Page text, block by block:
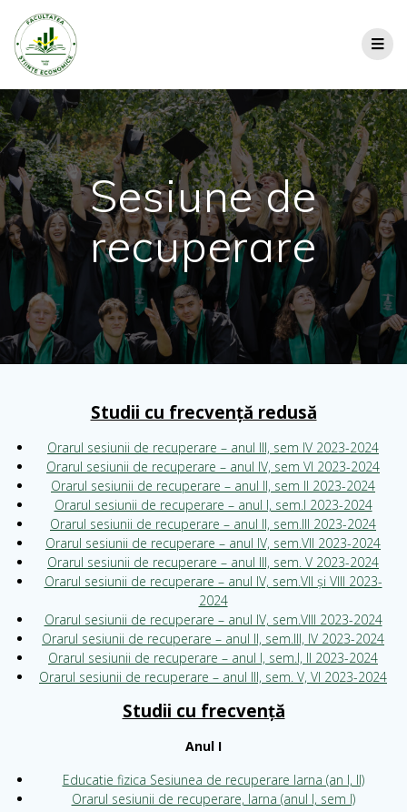
Sesiune de
recuperare
Studii cu frecvență redusă
Orarul sesiunii de recuperare – anul III, sem IV 2023-2024
Orarul sesiunii de recuperare – anul IV, sem VI 2023-2024
Orarul sesiunii de recuperare – anul II, sem II 2023-2024
Orarul sesiunii de recuperare – anul I, sem.I 2023-2024
Orarul sesiunii de recuperare – anul II, sem.III 2023-2024
Orarul sesiunii de recuperare – anul IV, sem.VII 2023-2024
Orarul sesiunii de recuperare – anul III, sem. V 2023-2024
Orarul sesiunii de recuperare – anul IV, sem.VII și VIII 2023-
2024
Orarul sesiunii de recuperare – anul IV, sem.VIII 2023-2024
Orarul sesiunii de recuperare – anul II, sem.III, IV 2023-2024
Orarul sesiunii de recuperare – anul I, sem.I, II 2023-2024
Orarul sesiunii de recuperare – anul III, sem. V, VI 2023-2024
Studii cu frecvență
Anul I
Educatie fizica Sesiunea de recuperare Iarna (an I, II)
Orarul sesiunii de recuperare, Iarna (anul I, sem I)